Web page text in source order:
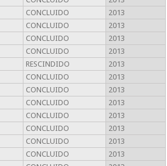
CONCLUIDO
2013
CONCLUIDO
2013
CONCLUIDO
2013
CONCLUIDO
2013
RESCINDIDO
2013
CONCLUIDO
2013
CONCLUIDO
2013
CONCLUIDO
2013
CONCLUIDO
2013
CONCLUIDO
2013
CONCLUIDO
2013
CONCLUIDO
2013